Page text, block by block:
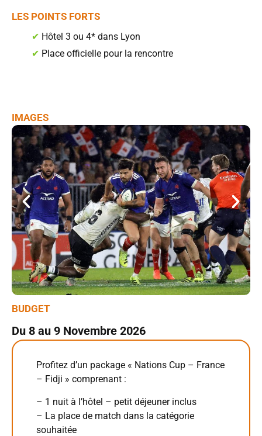
LES POINTS FORTS
✔ Hôtel 3 ou 4* dans Lyon
✔ Place officielle pour la rencontre
BUDGET
Du 8 au 9 Novembre 2026
Profitez d’un package « Nations Cup – France
– Fidji » comprenant :
– 1 nuit à l’hôtel – petit déjeuner inclus
– La place de match dans la catégorie
souhaitée